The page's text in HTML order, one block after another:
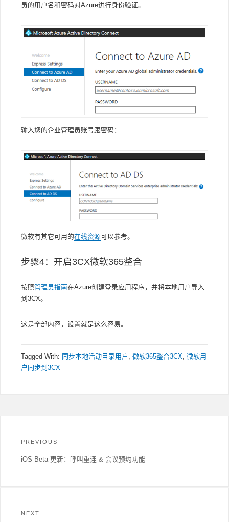
员的用户名和密码对Azure进行身份验证。
输入您的企业管理员账号跟密码：
微软有其它可用的在线资源可以参考。
步骤4：开启3CX微软365整合
按照管理员指南在Azure创建登录应用程序，并将本地用户导入
到3CX。
这是全部内容，设置就是这么容易。
Tagged With: 同步本地活动目录用户 , 微软365整合3CX, 微软用
户同步到3CX
PREVIOUS
Previous
iOS Beta 更新：呼叫重连 & 会议预约功能
NEXT